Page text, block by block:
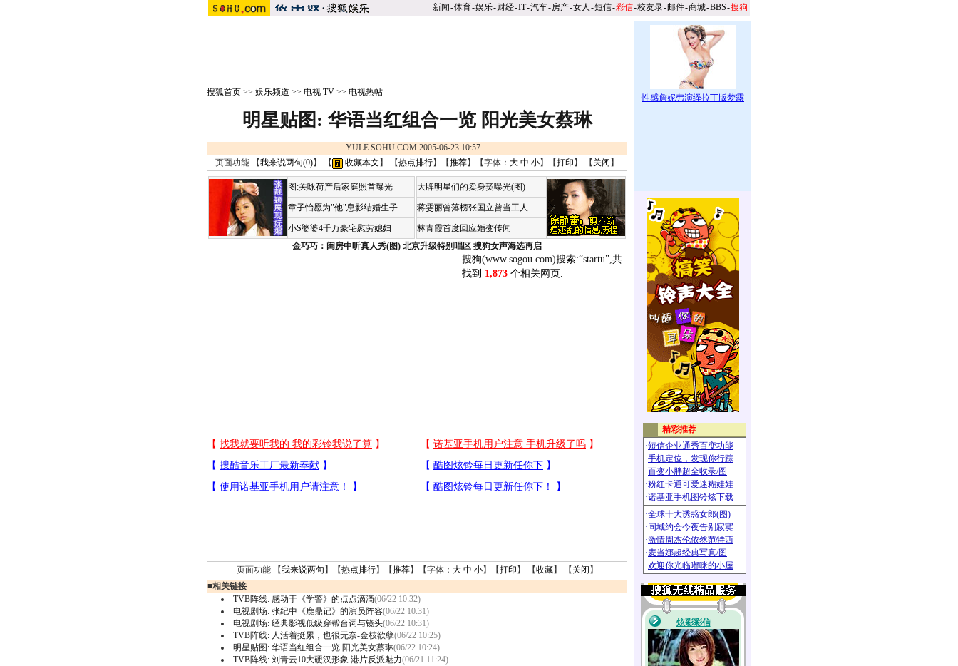
新闻-体育-娱乐-财经-IT-汽车-房产-女人 -短信-彩信-校友录-邮件-商城-BBS-搜狗
搜狐首页 >> 娱乐频道 >> 电视 TV >> 电视热帖
明星贴图: 华语当红组合一览 阳光美女蔡琳
YULE.SOHU.COM 2005-06-23 10:57
页面功能 【我来说两句(0)】 【 收藏本文 】 【热点排行】【推荐】【字体： 大 中 小】【打印 】 【 关闭 】
图:关咏荷产后家庭照首曝光
章子怡愿为"他"息影结婚生子
小S婆婆4千万豪宅慰劳媳妇
大牌明星们的卖身契曝光(图)
蒋雯丽曾落榜张国立曾当工人
林青霞首度回应婚变传闻
金巧巧：闺房中听真人秀(图) 北京升级特别唱区 搜狗女声海选再启
搜狗(www.sogou.com)搜索:“startu”,共
找到 1,873 个相关网页.
页面功能 【我来说两句 】【热点排行】【推荐】【字体： 大 中 小】【打印 】 【收藏】 【 关闭 】
■相关链接
TVB阵线: 感动于《学警》的点点滴滴(06/22 10:32)
电视剧场: 张纪中《鹿鼎记》的演员阵容(06/22 10:31)
电视剧场: 经典影视低级穿帮台词与镜头(06/22 10:31)
TVB阵线: 人活着挺累，也很无奈-金枝欲孽(06/22 10:25)
明星贴图: 华语当红组合一览 阳光美女蔡琳(06/22 10:24)
TVB阵线: 刘青云10大硬汉形象 港片反派魅力(06/21 11:24)